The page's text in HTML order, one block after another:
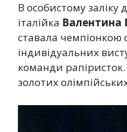
В особистому заліку
італійка Валентина
ставала чемпіонкою
індивідуальних
команди рапіристок.
золотих